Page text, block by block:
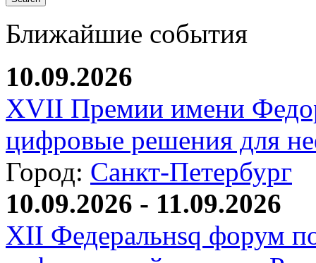
Ближайшие события
10.09.2026
XVII Премии имени
цифровые решения для
Город: Санкт-Петербург
10.09.2026 - 11.09.2026
XII Федеральнsq форум